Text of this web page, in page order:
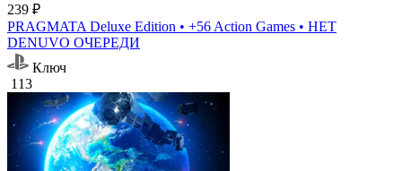
239 ₽
PRAGMATA Deluxe Edition • +56 Action Games • НЕТ
DENUVO ОЧЕРЕДИ
Ключ
113